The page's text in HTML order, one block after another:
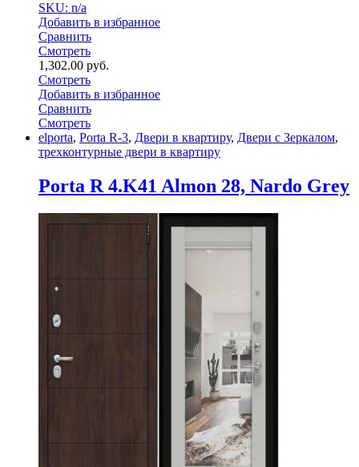
SKU: n/a
Добавить в избранное
Сравнить
Смотреть
1,302.00 руб.
Смотреть
Добавить в избранное
Сравнить
Смотреть
elporta, Porta R-3, Двери в квартиру, Двери с Зеркалом,
трехконтурные двери в квартиру
Porta R 4.K41 Almon 28, Nardo Grey